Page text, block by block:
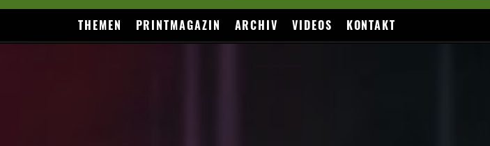
THEMEN PRINTMAGAZIN ARCHIV VIDEOS KONTAKT